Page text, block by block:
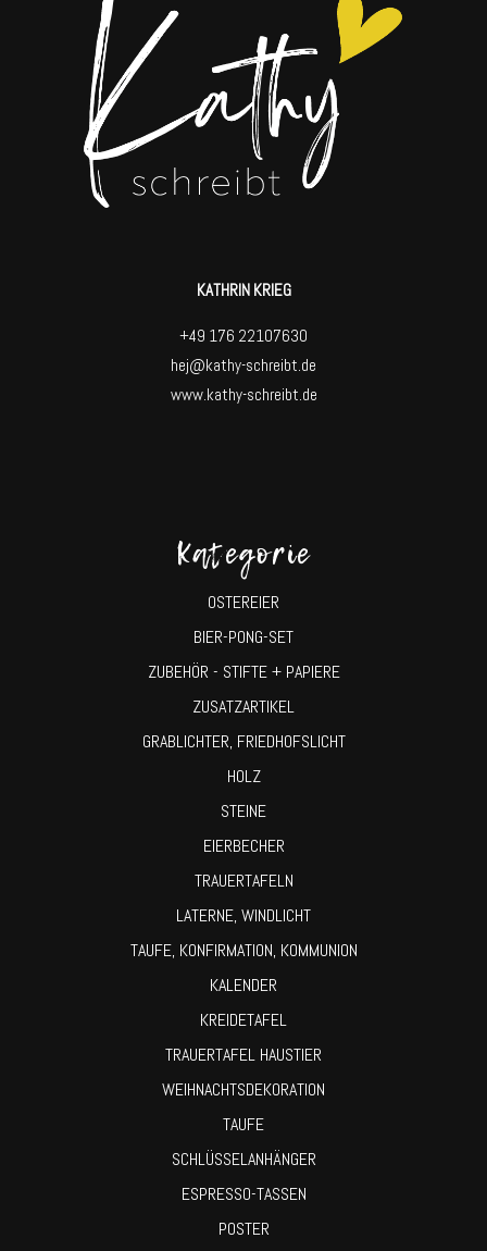
KATHRIN KRIEG
+49 176 22107630
hej@kathy-schreibt.de
www.kathy-schreibt.de
Kategorie
OSTEREIER
BIER-PONG-SET
ZUBEHÖR - STIFTE + PAPIERE
ZUSATZARTIKEL
GRABLICHTER, FRIEDHOFSLICHT
HOLZ
STEINE
EIERBECHER
TRAUERTAFELN
LATERNE, WINDLICHT
TAUFE, KONFIRMATION, KOMMUNION
KALENDER
KREIDETAFEL
TRAUERTAFEL HAUSTIER
WEIHNACHTSDEKORATION
TAUFE
SCHLÜSSELANHÄNGER
ESPRESSO-TASSEN
POSTER